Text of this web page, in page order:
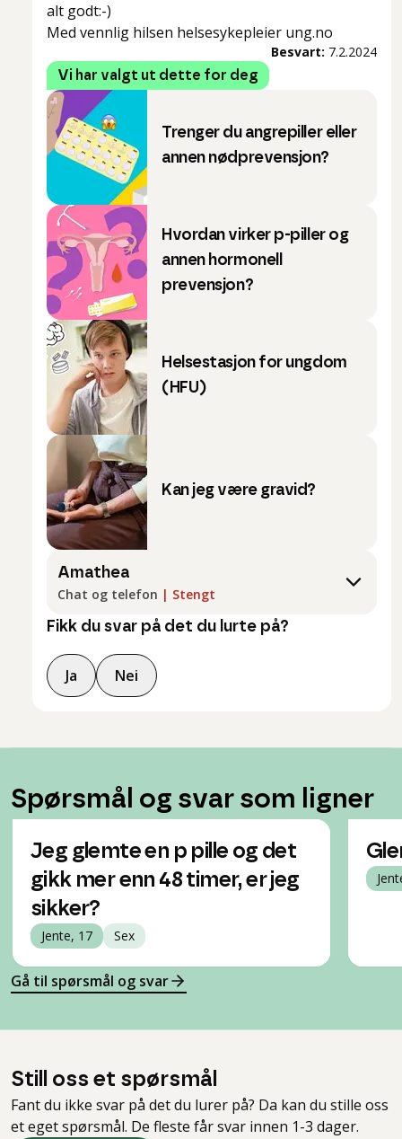
alt godt:-)
Med vennlig hilsen helsesykepleier ung.no
Besvart: 7.2.2024
Vi har valgt ut dette for deg
Trenger du angrepiller eller
annen nødprevensjon?
Hvordan virker p-piller og
annen hormonell
prevensjon?
Helsestasjon for ungdom
(HFU)
Kan jeg være gravid?
Amathea
Chat og telefon | Stengt
Fikk du svar på det du lurte på?
Ja Nei
Spørsmål og svar som ligner
Jeg glemte en p pille og det
gikk mer enn 48 timer, er jeg
sikker?
Jente, 17 Sex
Gå til spørsmål og svar
Still oss et spørsmål
Fant du ikke svar på det du lurer på? Da kan du stille oss
et eget spørsmål. De fleste får svar innen 1-3 dager.